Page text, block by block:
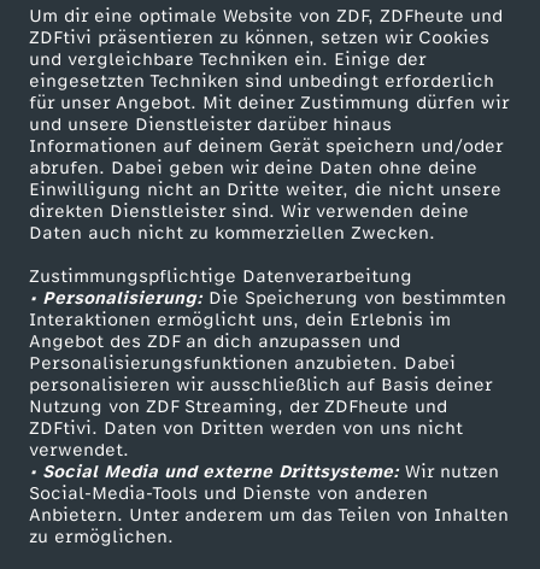
Um dir eine optimale Website von ZDF, ZDFheute und
ZDFtivi präsentieren zu können, setzen wir Cookies
und vergleichbare Techniken ein. Einige der
eingesetzten Techniken sind unbedingt erforderlich
für unser Angebot. Mit deiner Zustimmung dürfen wir
und unsere Dienstleister darüber hinaus
Informationen auf deinem Gerät speichern und/oder
abrufen. Dabei geben wir deine Daten ohne deine
Einwilligung nicht an Dritte weiter, die nicht unsere
direkten Dienstleister sind. Wir verwenden deine
Daten auch nicht zu kommerziellen Zwecken.
Zustimmungspflichtige Datenverarbeitung
• Personalisierung:Die Speicherung von bestimmten
Interaktionen ermöglicht uns, dein Erlebnis im
Angebot des ZDF an dich anzupassen und
Personalisierungsfunktionen anzubieten. Dabei
personalisieren wir ausschließlich auf Basis deiner
Nutzung von ZDF Streaming, der ZDFheute und
ZDFtivi. Daten von Dritten werden von uns nicht
verwendet.
• Social Media und externe Drittsysteme:Wir nutzen
Social-Media-Tools und Dienste von anderen
Anbietern. Unter anderem um das Teilen von Inhalten
zu ermöglichen.
h
b
e
a
n
t
w
o
r
t
Mehr ZDF
ZDF-Apps
Smart TV
ZDFtext
Livestreams
Sendungen A-Z
TV-Programm
Service
ZDFmitreden
Kontakt zum ZDF
Tickets
Zuschauerservice
Hilfe
ZDF Unternehmen
Karriere